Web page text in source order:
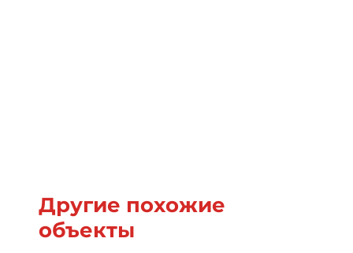
Другие похожие
объекты